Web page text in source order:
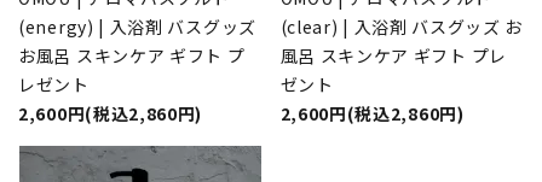
(energy) | 入浴剤 バスグッズ
お風呂 スキンケア ギフト プ
レゼント
2,600円(税込2,860円)
(clear) | 入浴剤 バスグッズ お
風呂 スキンケア ギフト プレ
ゼント
2,600円(税込2,860円)